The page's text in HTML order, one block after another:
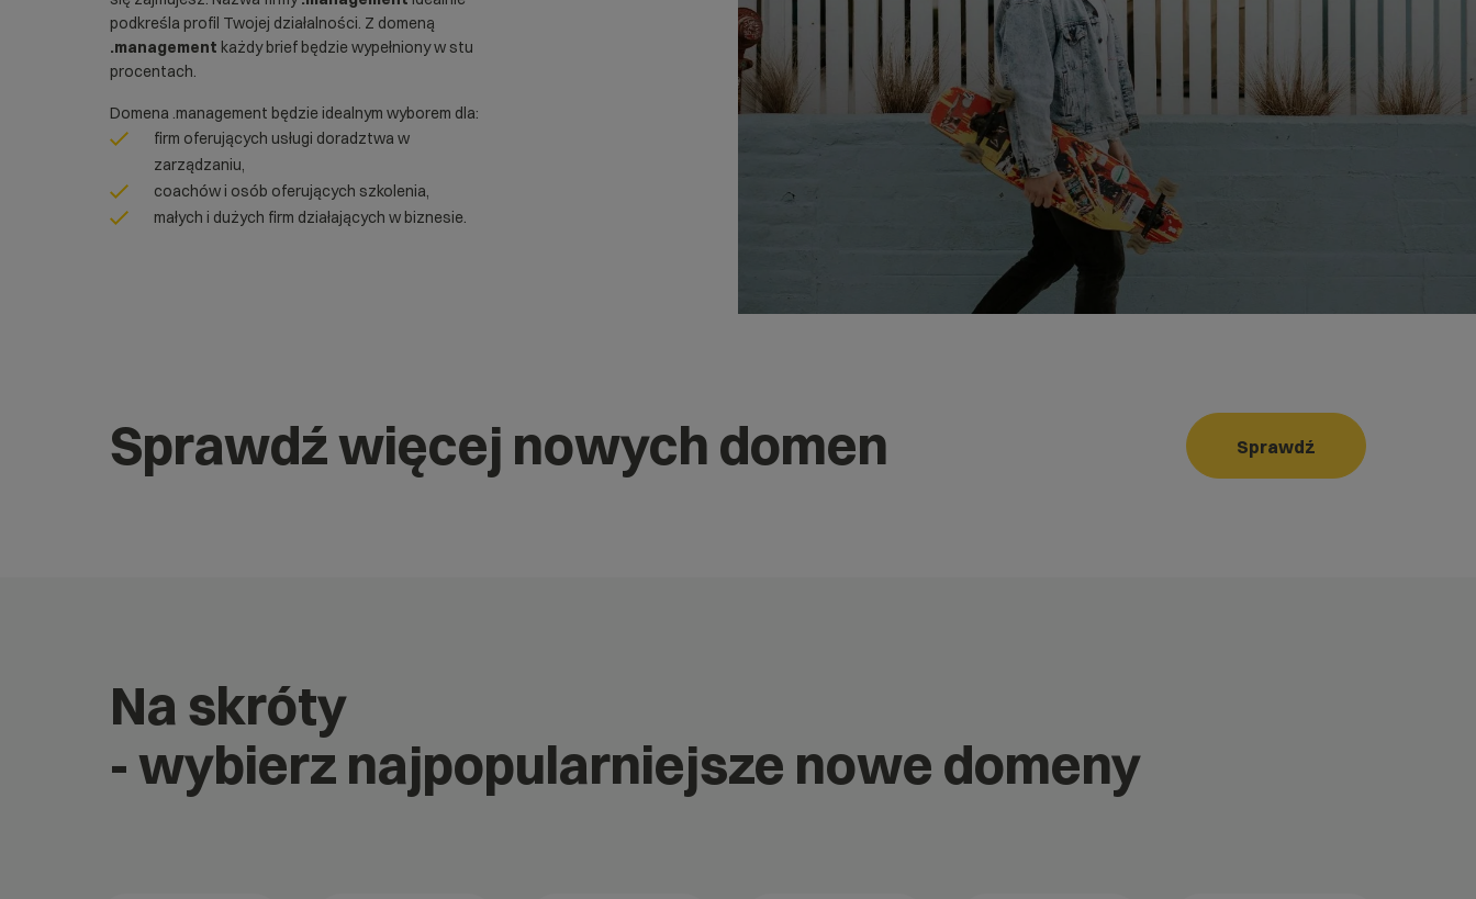
podkreśla profil Twojej działalności. Z domeną
.management każdy brief będzie wypełniony w stu
procentach.
Domena .management będzie idealnym wyborem dla:
firm oferujących usługi doradztwa w
zarządzaniu,
coachów i osób oferujących szkolenia,
małych i dużych firm działających w biznesie.
Sprawdź więcej nowych domen Sprawdź
Na skróty
- wybierz najpopularniejsze nowe domeny